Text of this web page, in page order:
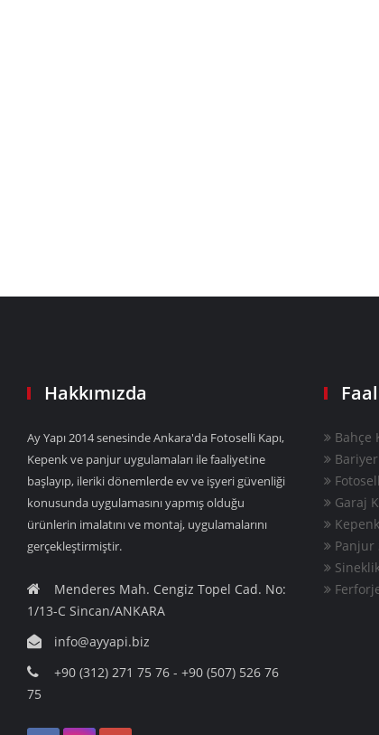
Hakkımızda
Ay Yapı 2014 senesinde Ankara'da Fotoselli Kapı,
Kepenk ve panjur uygulamaları ile faaliyetine
başlayıp, ileriki dönemlerde ev ve işyeri güvenliği
konusunda uygulamasını yapmış olduğu
ürünlerin imalatını ve montaj, uygulamalarını
gerçekleştirmiştir.
Menderes Mah. Cengiz Topel Cad. No:
1/13-C Sincan/ANKARA
info@ayyapi.biz
+90 (312) 271 75 76 - +90 (507) 526 76
75
Bahçe
Bariyer
Garaj
Panjur